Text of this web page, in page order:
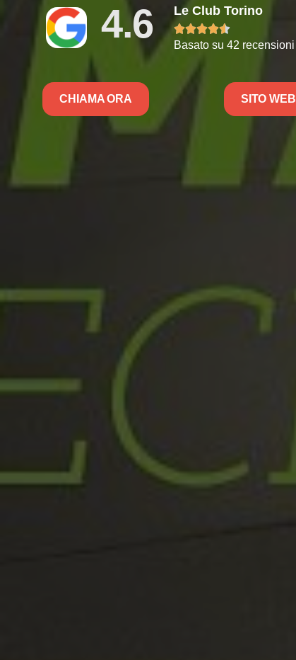
4.6 Le Club Torino

Basato su 42 recensioni
CHIAMA ORA SITO WEB